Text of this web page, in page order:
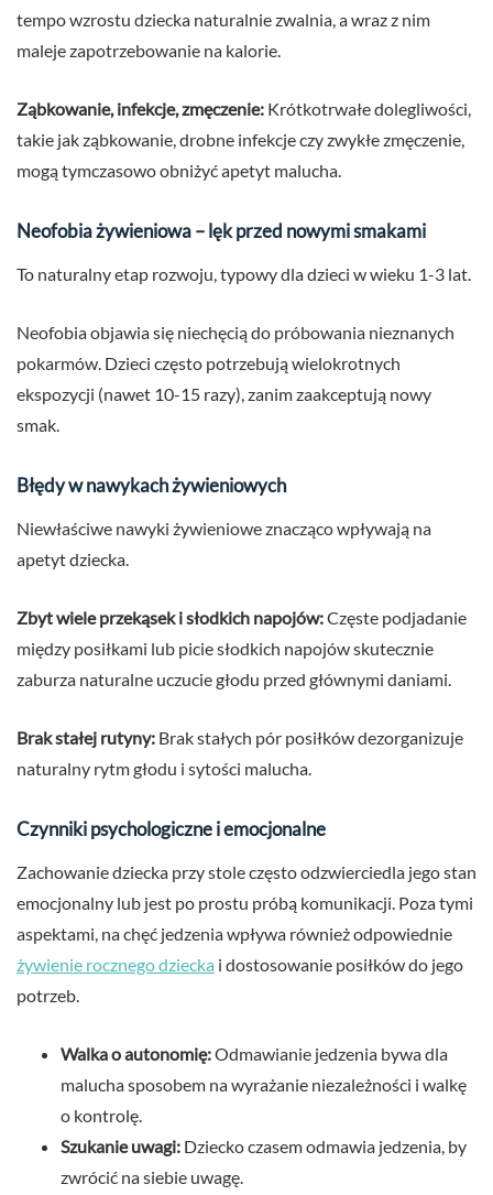
tempo wzrostu dziecka naturalnie zwalnia, a wraz z nim
maleje zapotrzebowanie na kalorie.
Ząbkowanie, infekcje, zmęczenie: Krótkotrwałe dolegliwości,
takie jak ząbkowanie, drobne infekcje czy zwykłe zmęczenie,
mogą tymczasowo obniżyć apetyt malucha.
Neofobia żywieniowa – lęk przed nowymi smakami
To naturalny etap rozwoju, typowy dla dzieci w wieku 1-3 lat.
Neofobia objawia się niechęcią do próbowania nieznanych
pokarmów. Dzieci często potrzebują wielokrotnych
ekspozycji (nawet 10-15 razy), zanim zaakceptują nowy
smak.
Błędy w nawykach żywieniowych
Niewłaściwe nawyki żywieniowe znacząco wpływają na
apetyt dziecka.
Zbyt wiele przekąsek i słodkich napojów:Częste podjadanie
między posiłkami lub picie słodkich napojów skutecznie
zaburza naturalne uczucie głodu przed głównymi daniami.
Brak stałej rutyny: Brak stałych pór posiłków dezorganizuje
naturalny rytm głodu i sytości malucha.
Czynniki psychologiczne i emocjonalne
Zachowanie dziecka przy stole często odzwierciedla jego stan
emocjonalny lub jest po prostu próbą komunikacji. Poza tymi
aspektami, na chęć jedzenia wpływa również odpowiednie
żywienie rocznego dziecka i dostosowanie posiłków do jego
potrzeb.
Walka o autonomię:Odmawianie jedzenia bywa dla
malucha sposobem na wyrażanie niezależności i walkę
o kontrolę.
Szukanie uwagi: Dziecko czasem odmawia jedzenia, by
zwrócić na siebie uwagę.